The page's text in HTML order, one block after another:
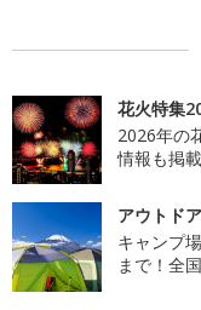
花火特集
2026年の
情報も掲載
アウトド
キャンプ
まで！全